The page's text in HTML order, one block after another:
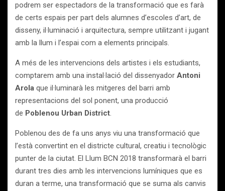
podrem ser espectadors de la transformació que es farà
de certs espais per part dels alumnes d’escoles d’art, de
disseny, il·luminació i arquitectura, sempre utilitzant i jugant
amb la llum i l’espai com a elements principals.
A més de les intervencions dels artistes i els estudiants,
comptarem amb una instal·lació del dissenyador Antoni
Arola que il·luminarà les mitgeres del barri amb
representacions del sol ponent, una producció
de Poblenou Urban District.
Poblenou des de fa uns anys viu una transformació que
l’està convertint en el districte cultural, creatiu i tecnològic
punter de la ciutat. El Llum BCN 2018 transformarà el barri
durant tres dies amb les intervencions lumíniques que es
duran a terme, una transformació que se suma als canvis